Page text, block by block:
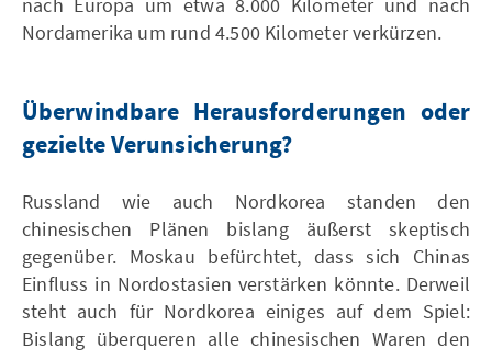
Nordamerika um rund 4.500 Kilometer verkürzen.
Überwindbare Herausforderungen oder
gezielte Verunsicherung?
Russland wie auch Nordkorea standen den
chinesischen Plänen bislang äußerst skeptisch
gegenüber. Moskau befürchtet, dass sich Chinas
Einfluss in Nordostasien verstärken könnte. Derweil
steht auch für Nordkorea einiges auf dem Spiel:
Bislang überqueren alle chinesischen Waren den